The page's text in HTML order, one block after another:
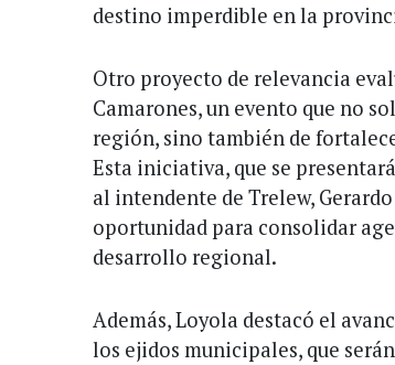
destino imperdible en la
Otro proyecto de relevancia
Camarones, un evento que no
región, sino también de
Esta iniciativa, que se
al intendente de Trelew,
oportunidad para consolidar
desarrollo regional.
Además, Loyola destacó el
los ejidos municipales, que